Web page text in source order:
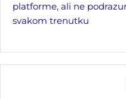
platforme, ali ne
svakom trenutku